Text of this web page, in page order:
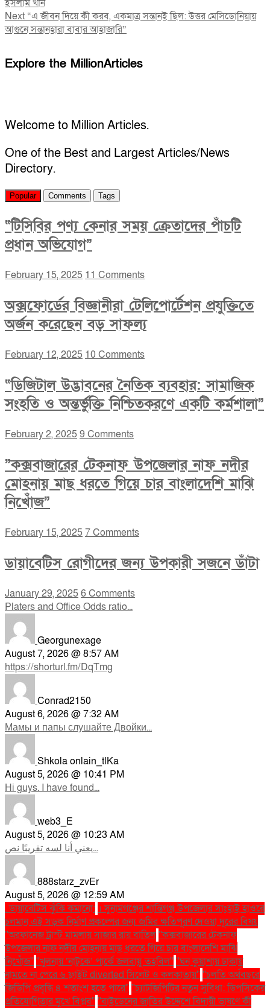
navigation
ইসলাম খান
Next Next
post:
“এ জীবন দিয়ে কী করব, একমাত্র সন্তানই ছিল: উত্তর মেসিডোনিয়ায়
আগুনে সন্তানহারা বাবার আহাজারি”
Explore the MillionArticles
Welcome to Million Articles.
One of the Best and Largest Articles/News
Directory.
Popular Comments Tags
“টিসিবির পণ্য কেনার সময় ক্রেতাদের পাঁচটি
প্রধান অভিযোগ”
February 15, 2025 11 Comments
অক্সফোর্ডের বিজ্ঞানীরা টেলিপোর্টেশন প্রযুক্তিতে
অর্জন করেছেন বড় সাফল্য
February 12, 2025 10 Comments
“ডিজিটাল উদ্ভাবনের নৈতিক ব্যবহার: সামাজিক
সংহতি ও অন্তর্ভুক্তি নিশ্চিতকরণে একটি কর্মশালা”
February 2, 20259 Comments
”কক্সবাজারের টেকনাফ উপজেলার নাফ নদীর
মোহনায় মাছ ধরতে গিয়ে চার বাংলাদেশি মাঝি
নিখোঁজ”
February 15, 20257 Comments
ডায়াবেটিস রোগীদের জন্য উপকারী সজনে ডাঁটা
January 29, 20256 Comments
Platers and Office Odds ratio...
Georgunexage
August 7, 2026 @ 8:57 AM
https://shorturl.fm/DqTmg
Conrad2150
August 6, 2026 @ 7:32 AM
Мамы и папы слушайте Двойки...
Shkola onlain_tlKa
August 5, 2026 @ 10:41 PM
Hi guys. I have found...
web3_E
August 5, 2026 @ 10:23 AM
يعني أنا لسه تقريبًا نص...
888starz_zvEr
August 5, 2026 @ 12:59 AM
. ডায়াবেটিস ঝুঁকি কমানো: । সুনামগঞ্জের শান্তিগঞ্জ উপজেলার সাংহাই হাওরে
চলমান এই সড়ক নির্মাণ প্রকল্পের জন্য জমির ক্ষতিপূরণ দেওয়া দূরের বিষয়
''অরফানেজ ট্রাস্ট মামলায় সাজার রায় বাতিল''কক্সবাজারের টেকনাফ
উপজেলার নাফ নদীর মোহনায় মাছ ধরতে গিয়ে চার বাংলাদেশি মাঝি
নিখোঁজ'' ''খুলনায় ‘নাটুকে’ পার্কে জলবায়ু তহবিল'' ''ঘন কুয়াশায় ঢাকায়
নামতে না পেরে ৬ ফ্লাইট diverted সিলেট ও কলকাতায়'' ''চলতি অর্থবছরে
জিডিপি প্রবৃদ্ধি ৪ শতাংশ হতে পারে'' ''চ্যাটজিপিটির নতুন সুবিধা: ডিপসিকের
প্রতিযোগিতার মুখে বিপ্লব'' ''বাইডেনের জাতির উদ্দেশে বিদায়ী ভাষণে কী